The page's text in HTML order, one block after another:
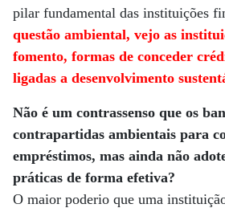
pilar fundamental das instituições
questão ambiental, vejo as
fomento, formas de conceder
ligadas a desenvolvimento
Não é um contrassenso que os
contrapartidas ambientais para
empréstimos, mas ainda não
práticas de forma efetiva?
O maior poderio que uma